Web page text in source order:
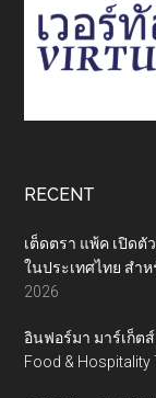
RECENT
เต็ดตรา แพ้ค เปิด
ในประเทศไทย สำ
2026
อินฟอร์มา มาร์เก็ต
Food & Hospitality